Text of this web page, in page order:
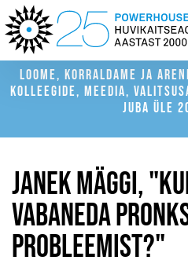
LOOME, KORRALDAME JA
KOLLEEGIDE, MEEDIA,
JUBA ÜLE
JANEK MÄGGI,
VABANEDA
PROBLEEMIST?"